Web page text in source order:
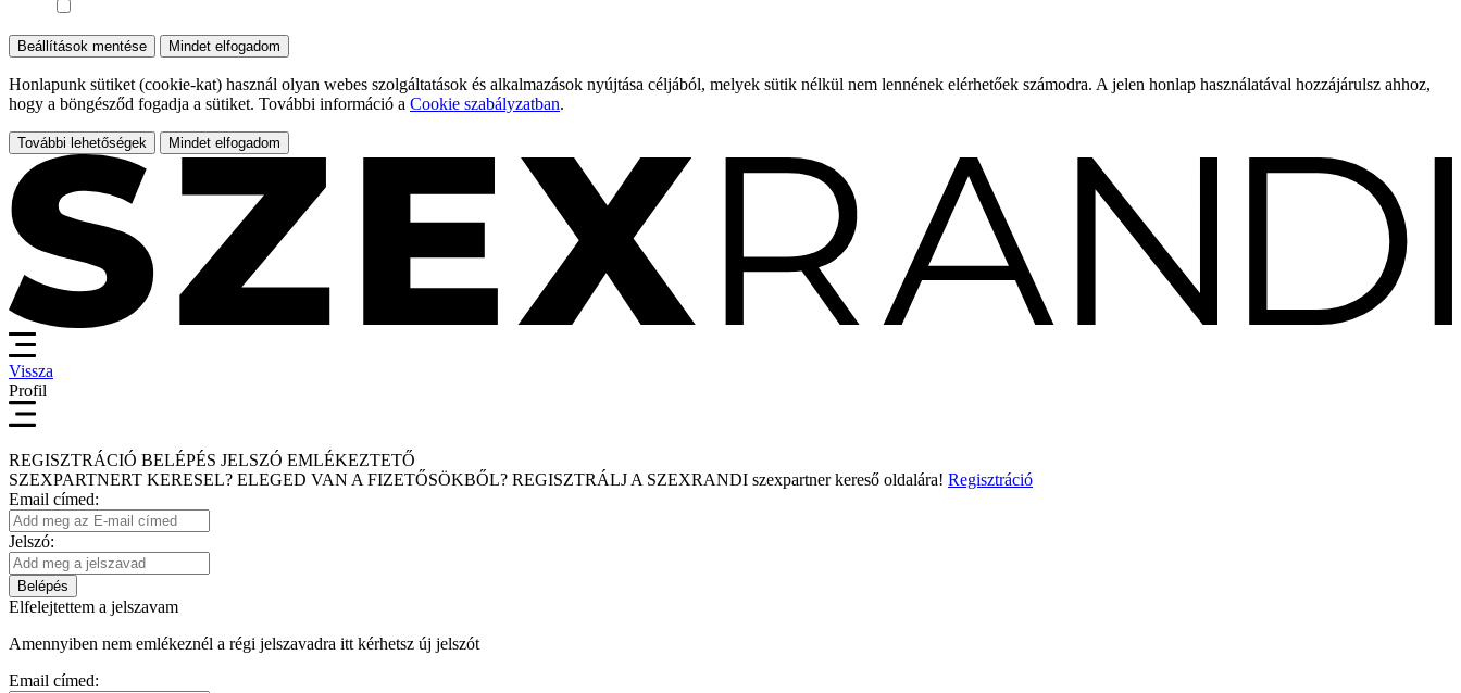
Beállítások mentése Mindet elfogadom
Honlapunk sütiket (cookie-kat) használ olyan webes szolgáltatások és alkalmazások nyújtása céljából, melyek sütik nélkül nem lennének elérhetőek számodra. A jelen honlap használatával hozzájárulsz ahhoz,
hogy a böngésződ fogadja a sütiket. További információ a Cookie szabályzatban.
További lehetőségek Mindet elfogadom
Vissza
Profil
REGISZTRÁCIÓ BELÉPÉS JELSZÓ EMLÉKEZTETŐ
SZEXPARTNERT KERESEL? ELEGED VAN A FIZETŐSÖKBŐL? REGISZTRÁLJ A SZEXRANDI szexpartner kereső oldalára! Regisztráció
Email címed:
Jelszó:
Belépés
Elfelejtettem a jelszavam
Amennyiben nem emlékeznél a régi jelszavadra itt kérhetsz új jelszót
Email címed: